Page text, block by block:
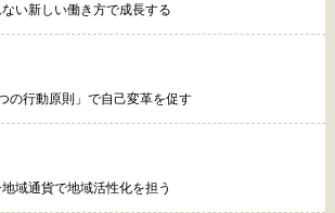
い新しい働き方で成長する
の行動原則」で自己変革を促す
域通貨で地域活性化を担う